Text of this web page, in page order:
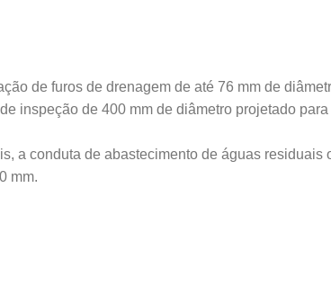
de furos de drenagem de até 76 mm de
inspeção de 400 mm de diâmetro projetado
a conduta de abastecimento de águas residuais
mm.